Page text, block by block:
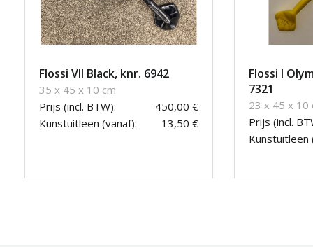
Flossi VII Black, knr. 6942
35 x 45 x 10 cm
Prijs (incl. BTW):
450,00 €
Kunstuitleen (vanaf):
13,50 €
Flossi I
7321
23 x 45 x 10
Prijs (incl.
Kunstuitleen